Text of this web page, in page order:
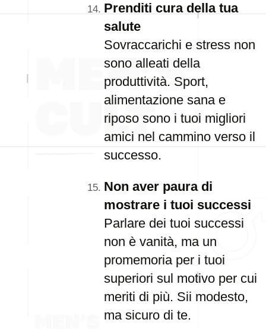
Prenditi cura della tua
salute
Sovraccarichi e stress non
sono alleati della
produttività. Sport,
alimentazione sana e
riposo sono i tuoi migliori
amici nel cammino verso il
successo.
Non aver paura di
mostrare i tuoi successi
Parlare dei tuoi successi
non è vanità, ma un
promemoria per i tuoi
superiori sul motivo per cui
meriti di più. Sii modesto,
ma sicuro di te.